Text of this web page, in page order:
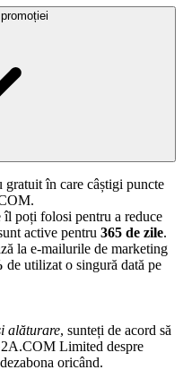
gratuit în care câștigi puncte
îl poți folosi pentru a reduce
active pentru 365 de zile.
la e-mailurile de marketing
de utilizat o singură dată pe
alăturare, sunteți de acord să
Limited despre
oricând.